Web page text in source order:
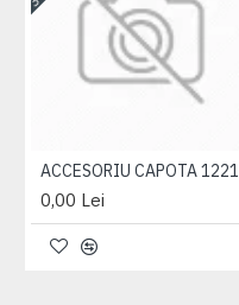
ACCESORIU CAPOTA 1221
0,00 Lei